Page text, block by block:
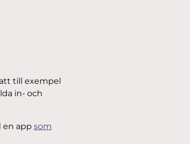
till exempel
in- och
en app som